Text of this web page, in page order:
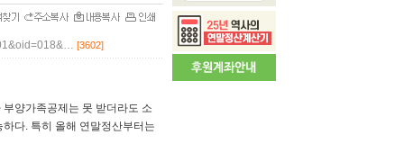
[3602]
양가족공제는 못 받더라도 소
다. 특히 올해 연말정산부터는